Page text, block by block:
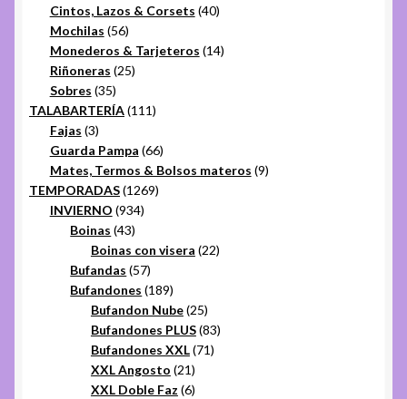
Cintos, Lazos & Corsets 4040
Mochilas 5656
productos
Monederos & Tarjeteros 1414
Riñoneras 2525
Sobres 3535
productos
TALABARTERÍA 111111
Fajas 33
productos
Guarda Pampa 6666
productos
Mates, Termos & Bolsos materos 99
TEMPORADAS 12691269
INVIERNO 934934
Boinas 4343
productos
Boinas con visera 2222
Bufandas 5757
productos
Bufandones 189189
productos
Bufandon Nube 2525
productos
Bufandones PLUS 8383
Bufandones XXL 7171
XXL Angosto 2121
productos
XXL Doble Faz 66